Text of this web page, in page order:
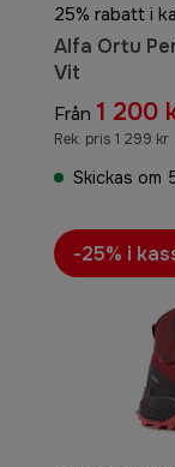
25% rabatt i
Alfa Ortu
Vit
Från 1 200
Rek. pris 1 299 kr
Skickas om
-25% i